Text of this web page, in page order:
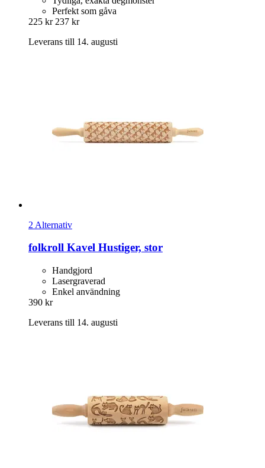
Perfekt som gåva
225 kr 237 kr
Leverans till 14. augusti
2 Alternativ
folkroll Kavel Hustiger, stor
Handgjord
Lasergraverad
Enkel användning
390 kr
Leverans till 14. augusti